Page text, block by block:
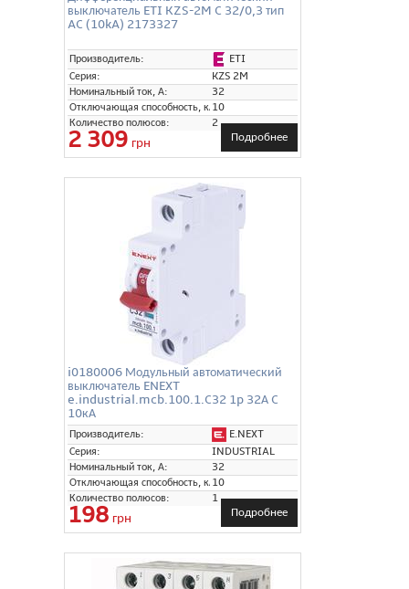
выключатель ETI KZS-2M C 32/0,3 тип
AC (10kA) 2173327
Производитель:
ETI
Серия:
KZS 2M
Номинальный ток, А:
32
Отключающая способность, кА:10
Количество полюсов:
2
2 309 грн Подробнее
i0180006 Модульный автоматический
выключатель ENEXT
e.industrial.mcb.100.1.C32 1p 32А C
10кА
Производитель:
E.NEXT
Серия:
INDUSTRIAL
Номинальный ток, А:
32
Отключающая способность, кА:10
Количество полюсов:
1
198 грн Подробнее